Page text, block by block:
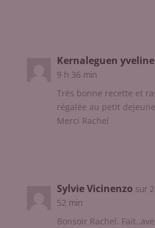
Kernaleguen yveline
9 h 36 min
Très bonne recette et
régalée au petit
Merci Rachel
Sylvie Vicinenzo sur
52 min
Bonsoir Rachel.